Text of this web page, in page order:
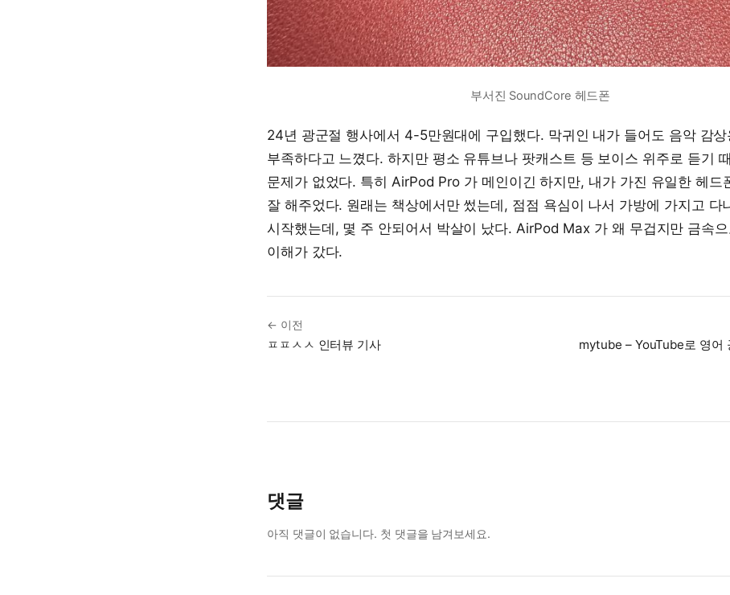
부서진 SoundCore 헤드폰
24년 광군절 행사에서 4-5만원대에 구입했다. 막귀인 내가 들어도 음악 감상
부족하다고 느꼈다. 하지만 평소 유튜브나 팟캐스트 등 보이스 위주로 듣기
문제가 없었다. 특히 AirPod Pro 가 메인이긴 하지만, 내가 가진 유일한 헤드
잘 해주었다. 원래는 책상에서만 썼는데, 점점 욕심이 나서 가방에 가지고 다
시작했는데, 몇 주 안되어서 박살이 났다. AirPod Max 가 왜 무겁지만 금속
이해가 갔다.
← 이전
ㅍㅍㅅㅅ 인터뷰 기사
mytube – YouTube로 영어
댓글
아직 댓글이 없습니다. 첫 댓글을 남겨보세요.